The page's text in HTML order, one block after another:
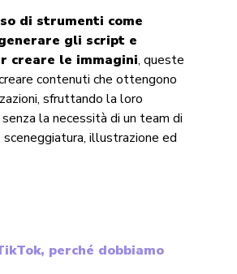
di strumenti come
gli script e
creare le immagini, queste
contenuti che ottengono
sfruttando la loro
la necessità di un team di
sceneggiatura, illustrazione ed
perché dobbiamo